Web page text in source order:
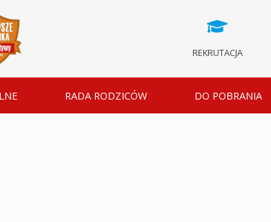
REKRUTACJA
RADA RODZICÓW DO POBRANIA